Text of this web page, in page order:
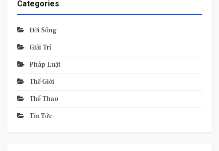
Categories
Đời Sống
Giải Trí
Pháp Luật
Thế Giới
Thể Thao
Tin Tức